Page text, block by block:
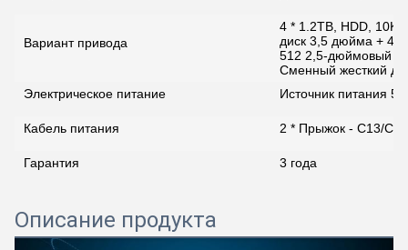
Вариант привода
4 * 1.2TB, HDD, 10K,
диск 3,5 дюйма + 4 *
512 2,5-дюймовый
Сменный жесткий
Электрическое питание
Источник питания
Кабель питания 2 * Прыжок - C13/
Гарантия 3 года
Описание продукта